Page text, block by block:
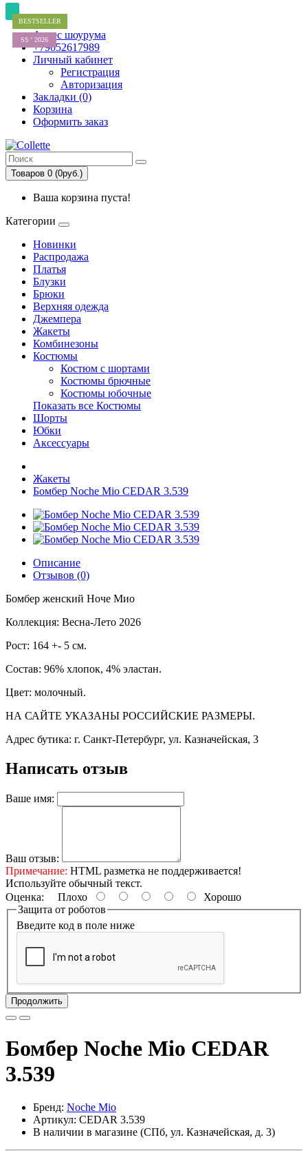
Адрес шоурума
+79052617989
Личный кабинет
Регистрация
Авторизация
Закладки (0)
Корзина
Оформить заказ
Товаров 0 (0руб.)
Ваша корзина пуста!
Категории
Новинки
Распродажа
Платья
Блузки
Брюки
Верхняя одежда
Джемпера
Жакеты
Комбинезоны
Костюмы
Костюм с шортами
Костюмы брючные
Костюмы юбочные
Показать все Костюмы
Шорты
Юбки
Аксессуары
Жакеты
Бомбер Noche Mio CEDAR 3.539
Описание
Отзывов (0)
Бомбер женский Ноче Мио
Коллекция: Весна-Лето 2026
Рост: 164 +- 5 см.
Состав: 96% хлопок, 4% эластан.
Цвет: молочный.
НА САЙТЕ УКАЗАНЫ РОССИЙСКИЕ РАЗМЕРЫ.
Адрес бутика: г. Санкт-Петербург, ул. Казначейская, 3
Написать отзыв
Ваше имя:
Ваш отзыв:
Примечание: HTML разметка не поддерживается!
Используйте обычный текст.
Оценка: Плохо
Хорошо
Защита от роботов
Введите код в поле ниже
Продолжить
Бомбер Noche Mio CEDAR
3.539
Бренд: Noche Mio
Артикул: CEDAR 3.539
В наличии в магазине (СПб, ул. Казначейская, д. 3)
ХИТ
SS ' 2026
BESTSELLER
SS ' 2026